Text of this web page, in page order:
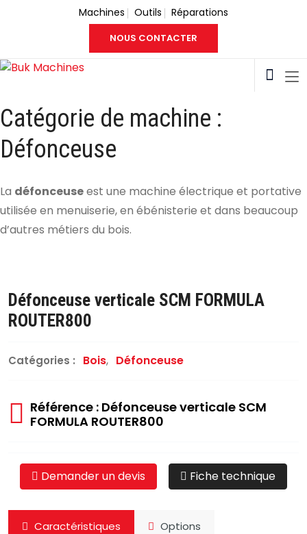
Machines Outils Réparations
NOUS CONTACTER
Catégorie de machine :
Défonceuse
La défonceuseest une machine électrique et portative
utilisée en menuiserie, en ébénisterie et dans beaucoup
d’autres métiers du bois.
Défonceuse verticale SCM FORMULA
ROUTER800
Catégories : Bois, Défonceuse
Référence : Défonceuse verticale SCM
FORMULA ROUTER800
Demander un devis Fiche technique
Caractéristiques Options